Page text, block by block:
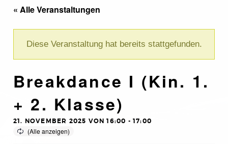
« Alle Veranstaltungen
Diese Veranstaltung hat bereits stattgefunden.
Breakdance I (Kin. 1.
+ 2. Klasse)
21. NOVEMBER 2025 VON 16:00 -17:00